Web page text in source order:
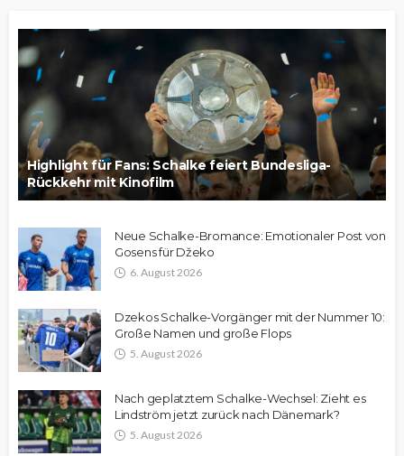
Highlight für Fans: Schalke feiert Bundesliga-
Rückkehr mit Kinofilm
Neue Schalke-Bromance: Emotionaler Post von
Gosens für Džeko
6. August 2026
Dzekos Schalke-Vorgänger mit der Nummer 10:
Große Namen und große Flops
5. August 2026
Nach geplatztem Schalke-Wechsel: Zieht es
Lindström jetzt zurück nach Dänemark?
5. August 2026